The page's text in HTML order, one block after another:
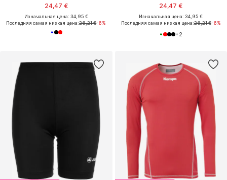
24,47 €
Изначальная цена: 34,95 €
Последняя самая низкая цена:26,21 €-6%
24,47 €
Изначальная цена: 34,95 €
Последняя самая низкая цена:26,21 €-6%
+2